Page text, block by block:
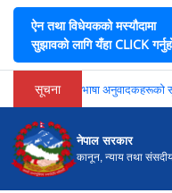
ऐन तथा विधेयकको मस्यौदामा
सुझावको लागि यँहा CLICK
सूचना भाषा अनुवादकहरूको
नेपाल सरकार
कानून, न्याय तथा